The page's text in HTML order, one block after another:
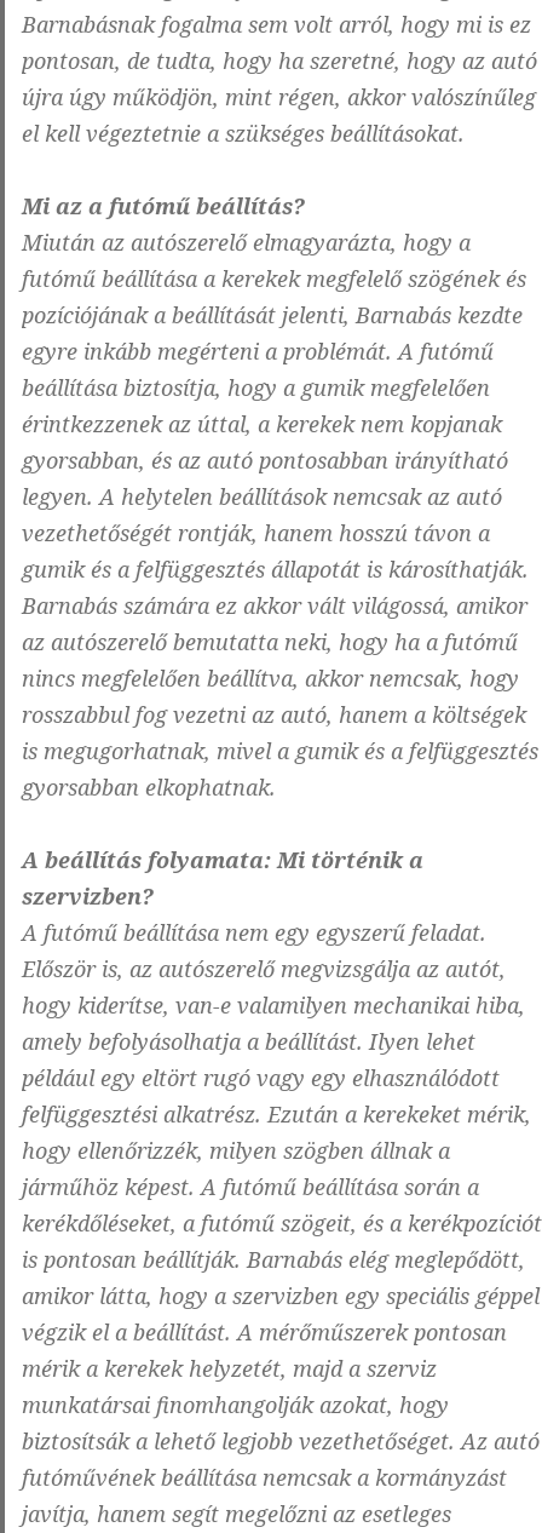
Barnabásnak fogalma sem volt arról, hogy mi is ez
pontosan, de tudta, hogy ha szeretné, hogy az autó
újra úgy működjön, mint régen, akkor valószínűleg
el kell végeztetnie a szükséges beállításokat.
Mi az a futómű beállítás?
Miután az autószerelő elmagyarázta, hogy a
futómű beállítása a kerekek megfelelő szögének és
pozíciójának a beállítását jelenti, Barnabás kezdte
egyre inkább megérteni a problémát. A futómű
beállítása biztosítja, hogy a gumik megfelelően
érintkezzenek az úttal, a kerekek nem kopjanak
gyorsabban, és az autó pontosabban irányítható
legyen. A helytelen beállítások nemcsak az autó
vezethetőségét rontják, hanem hosszú távon a
gumik és a felfüggesztés állapotát is károsíthatják.
Barnabás számára ez akkor vált világossá, amikor
az autószerelő bemutatta neki, hogy ha a futómű
nincs megfelelően beállítva, akkor nemcsak, hogy
rosszabbul fog vezetni az autó, hanem a költségek
is megugorhatnak, mivel a gumik és a felfüggesztés
gyorsabban elkophatnak.
A beállítás folyamata: Mi történik a
szervizben?
A futómű beállítása nem egy egyszerű feladat.
Először is, az autószerelő megvizsgálja az autót,
hogy kiderítse, van-e valamilyen mechanikai hiba,
amely befolyásolhatja a beállítást. Ilyen lehet
például egy eltört rugó vagy egy elhasználódott
felfüggesztési alkatrész. Ezután a kerekeket mérik,
hogy ellenőrizzék, milyen szögben állnak a
járműhöz képest. A futómű beállítása során a
kerékdőléseket, a futómű szögeit, és a kerékpozíciót
is pontosan beállítják. Barnabás elég meglepődött,
amikor látta, hogy a szervizben egy speciális géppel
végzik el a beállítást. A mérőműszerek pontosan
mérik a kerekek helyzetét, majd a szerviz
munkatársai finomhangolják azokat, hogy
biztosítsák a lehető legjobb vezethetőséget. Az autó
futóművének beállítása nemcsak a kormányzást
javítja, hanem segít megelőzni az esetleges